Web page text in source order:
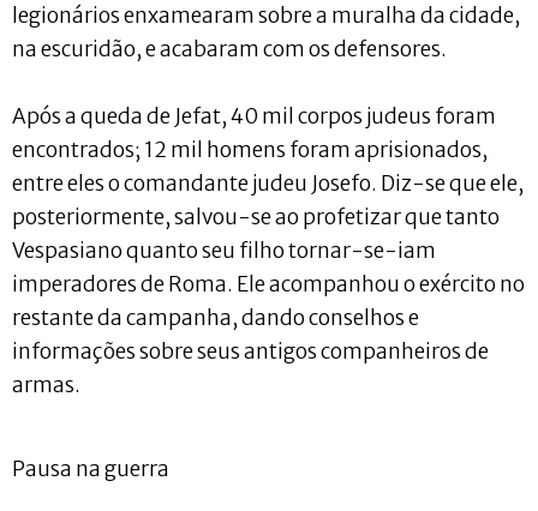
legionários enxamearam sobre a muralha da cidade,
na escuridão, e acabaram com os defensores.
Após a queda de Jefat, 40 mil corpos judeus foram
encontrados; 12 mil homens foram aprisionados,
entre eles o comandante judeu Josefo. Diz-se que ele,
posteriormente, salvou-se ao profetizar que tanto
Vespasiano quanto seu filho tornar-se-iam
imperadores de Roma. Ele acompanhou o exército no
restante da campanha, dando conselhos e
informações sobre seus antigos companheiros de
armas.
Pausa na guerra